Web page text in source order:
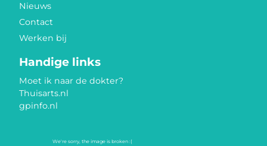
Nieuws
Contact
Werken bij
Handige links
Moet ik naar de dokter?
Thuisarts.nl
gpinfo.nl